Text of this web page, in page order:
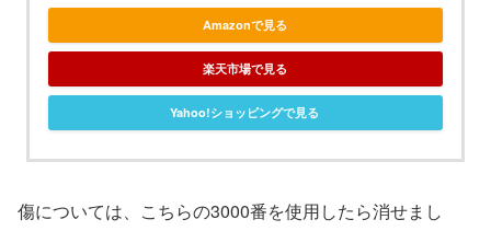
Amazonで見る
楽天市場で見る
Yahoo!ショッピングで見る
傷については、こちらの3000番を使用したら消せまし